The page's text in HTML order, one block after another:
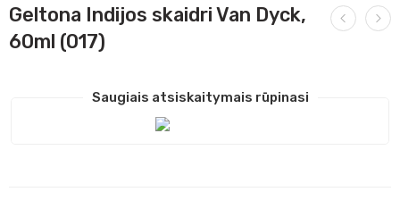
Geltona Indijos skaidri Van Dyck,
60ml (017)
Saugiais atsiskaitymais rūpinasi